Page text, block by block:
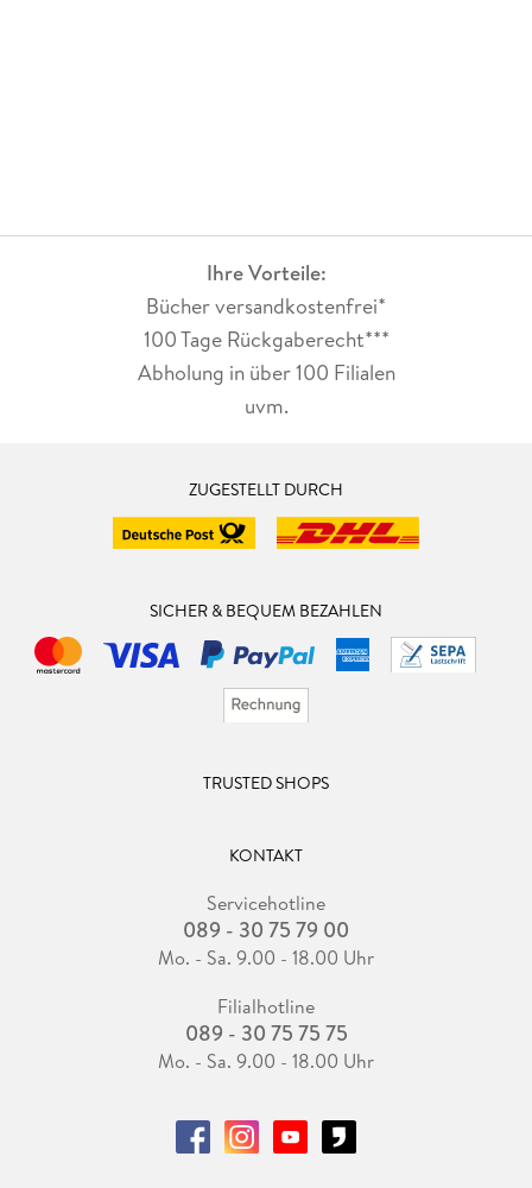
Ihre Vorteile:
Bücher versandkostenfrei*
100 Tage Rückgaberecht***
Abholung in über 100 Filialen
uvm.
ZUGESTELLT DURCH
SICHER & BEQUEM BEZAHLEN
TRUSTED SHOPS
KONTAKT
Servicehotline
089 - 30 75 79 00
Mo. - Sa. 9.00 - 18.00 Uhr
Filialhotline
089 - 30 75 75 75
Mo. - Sa. 9.00 - 18.00 Uhr